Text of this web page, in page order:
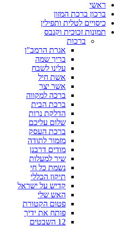
ראשי
ברכון ברכת המזון
כיסויים לטלית ותפילין
תמונות זכוכית וקנבס
ברכות
אגרת הרמב"ן
בריך שמה
עלינו לשבח
אשת חיל
אשר יצר
ברכה למקווה
ברכת הבית
הדלקת נרות
שלום עליכם
ברכת העסק
מזמור לתודה
מודים דרבנן
שיר למעלות
נשמת כל חי
תיקון הכללי
קדיש על ישראל
האש שלי
פטום הקטורת
פותח את ידיך
12 השבטים